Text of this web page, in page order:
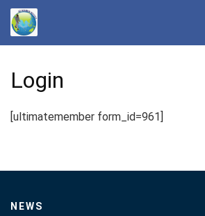
Skip
content
Login
[ultimatemember form_id=961]
NEWS